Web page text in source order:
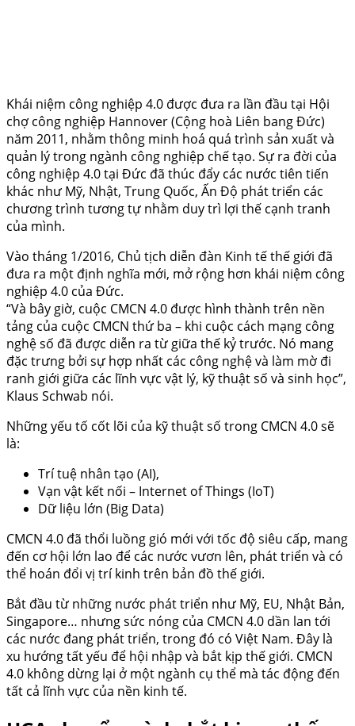
Khái niệm công nghiệp 4.0 được đưa ra lần đầu tại Hội
chợ công nghiệp Hannover (Cộng hoà Liên bang Đức)
năm 2011, nhằm thông minh hoá quá trình sản xuất và
quản lý trong ngành công nghiệp chế tạo. Sự ra đời của
công nghiệp 4.0 tại Đức đã thúc đẩy các nước tiên tiến
khác như Mỹ, Nhật, Trung Quốc, Ấn Độ phát triển các
chương trình tương tự nhằm duy trì lợi thế cạnh tranh
của mình.
Vào tháng 1/2016, Chủ tịch diễn đàn Kinh tế thế giới đã
đưa ra một định nghĩa mới, mở rộng hơn khái niệm công
nghiệp 4.0 của Đức.
“Và bây giờ, cuộc CMCN 4.0 được hình thành trên nền
tảng của cuộc CMCN thứ ba – khi cuộc cách mạng công
nghệ số đã được diễn ra từ giữa thế kỷ trước. Nó mang
đặc trưng bởi sự hợp nhất các công nghệ và làm mờ đi
ranh giới giữa các lĩnh vực vật lý, kỹ thuật số và sinh học”,
Klaus Schwab nói.
Những yếu tố cốt lõi của kỹ thuật số trong CMCN 4.0 sẽ
là:
Trí tuệ nhân tạo (AI),
Vạn vật kết nối – Internet of Things (IoT)
Dữ liệu lớn (Big Data)
CMCN 4.0 đã thổi luồng gió mới với tốc độ siêu cấp, mang
đến cơ hội lớn lao để các nước vươn lên, phát triển và có
thể hoán đổi vị trí kinh trên bản đồ thế giới.
Bắt đầu từ những nước phát triển như Mỹ, EU, Nhật Bản,
Singapore… nhưng sức nóng của CMCN 4.0 dần lan tới
các nước đang phát triển, trong đó có Việt Nam. Đây là
xu hướng tất yếu để hội nhập và bắt kịp thế giới. CMCN
4.0 không dừng lại ở một ngành cụ thể mà tác động đến
tất cả lĩnh vực của nền kinh tế.